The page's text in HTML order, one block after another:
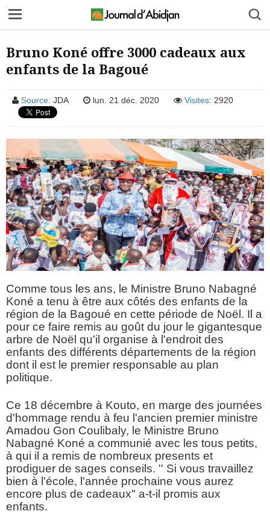
Bruno Koné offre 3000 cadeaux aux
enfants de la Bagoué
Source: JDA lun. 21 déc. 2020 Visites: 2920
Comme tous les ans, le Ministre Bruno Nabagné
Koné a tenu à être aux côtés des enfants de la
région de la Bagoué en cette période de Noël. Il a
pour ce faire remis au goût du jour le gigantesque
arbre de Noël qu'il organise à l'endroit des
enfants des différents départements de la région
dont il est le premier responsable au plan
politique.
Ce 18 décembre à Kouto, en marge des journées
d'hommage rendu à feu l'ancien premier ministre
Amadou Gon Coulibaly, le Ministre Bruno
Nabagné Koné a communié avec les tous petits,
à qui il a remis de nombreux presents et
prodiguer de sages conseils. '' Si vous travaillez
bien à l'école, l'année prochaine vous aurez
encore plus de cadeaux" a-t-il promis aux
enfants.